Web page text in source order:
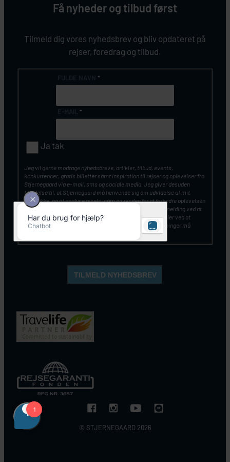
© STJERNEGAARD 2026
Få nyheder og tilbud først
Tilmeld dig vores nyhedsbrev og bliv opdateret på
rejser, foredrag og tilbud.
*
*
Ja tak
Jeg vil gerne modtage nyhedsbreve, artikler, tilbud, events,
konkurrencer, gratis billetter samt inspiration til rejser og oplevelser fra
Stjernegaard via e-mail, sms og sociale media. Jeg giver desuden
tilladelse til, at Stjernegaard må henvende sig om udvidelse af mit
samtykke, og at analyse pixels, som anvendes for at forbedre oplevelsen
af vores kommunikation. Du kan altid tilbagekalde din tilmelding ved at
klikke på ”Afmeld nyhedsbrev” nederst i nyhedsbrevet – eller ved at
kontakte Stjernegaards kundeservice. Mine personoplysninger må